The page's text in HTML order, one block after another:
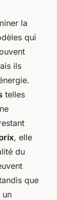
la
qui
ils
telles
, elle
du
que
un